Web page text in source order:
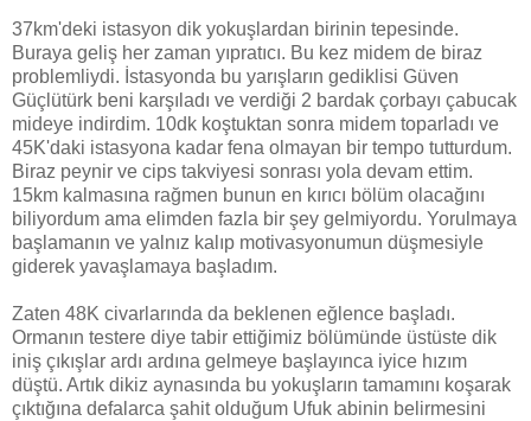
37km'deki istasyon dik yokuşlardan birinin tepesinde.
Buraya geliş her zaman yıpratıcı. Bu kez midem de biraz
problemliydi. İstasyonda bu yarışların gediklisi Güven
Güçlütürk beni karşıladı ve verdiği 2 bardak çorbayı çabucak
mideye indirdim. 10dk koştuktan sonra midem toparladı ve
45K'daki istasyona kadar fena olmayan bir tempo tutturdum.
Biraz peynir ve cips takviyesi sonrası yola devam ettim.
15km kalmasına rağmen bunun en kırıcı bölüm olacağını
biliyordum ama elimden fazla bir şey gelmiyordu. Yorulmaya
başlamanın ve yalnız kalıp motivasyonumun düşmesiyle
giderek yavaşlamaya başladım.
Zaten 48K civarlarında da beklenen eğlence başladı.
Ormanın testere diye tabir ettiğimiz bölümünde üstüste dik
iniş çıkışlar ardı ardına gelmeye başlayınca iyice hızım
düştü. Artık dikiz aynasında bu yokuşların tamamını koşarak
çıktığına defalarca şahit olduğum Ufuk abinin belirmesini